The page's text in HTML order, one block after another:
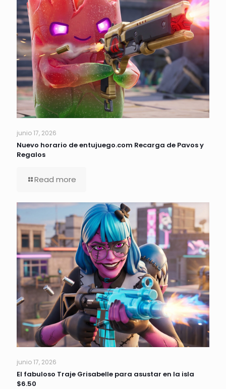
junio 17, 2026
Nuevo horario de entujuego.com Recarga de Pavos y
Regalos
Read more
junio 17, 2026
El fabuloso Traje Grisabelle para asustar en la isla
$6.50